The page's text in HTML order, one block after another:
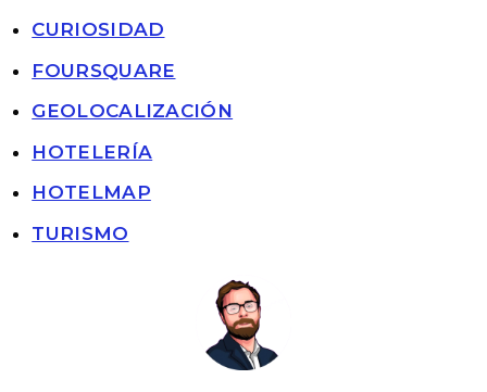
CURIOSIDAD
FOURSQUARE
GEOLOCALIZACIÓN
HOTELERÍA
HOTELMAP
TURISMO